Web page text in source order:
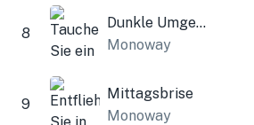
8
Dunkle Umgebung
Monoway
9
Mittagsbrise
Monoway